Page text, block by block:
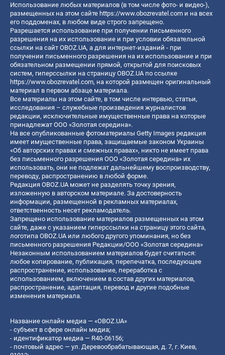
Использование любых материалов (в том числе фото- и видео-),
размещенных на этом сайте https://www.obozrevatel.com и на всех
его поддоменах, в любом виде строго запрещено.
Разрешается использование при получении письменного
разрешения на их использование и при условии обязательной
ссылки на сайт OBOZ.UA, а для интернет-изданий - при
получении письменного разрешения на их использование и при
обязательном размещении прямой, открытой для поисковых
систем, гиперссылки на страницу OBOZ.UA по ссылке
https://www.obozrevatel.com, на которой размещен оригинальный
материал в первом абзаце материала.
Все материалы на этом сайте, в том числе интервью, статьи,
исследования – служебные произведения журналистов
редакции, исключительные имущественные права на которые
принадлежат ООО «Золотая середина».
На все опубликованные фотоматериалы Getty Images редакция
имеет имущественные права, защищаемые законом Украины
«Об авторских правах и смежных правах», никто не имеет права
без письменного разрешения ООО «Золотая середина» их
использовать, они не подлежат дальнейшему воспроизводству,
переводу, распространению в любой форме.
Редакция OBOZ.UA может не разделять точку зрения,
изложенную в авторском материале. За достоверность
информации, размещенной в рекламных материалах,
ответственность несет рекламодатель.
Запрещено использование материалов размещенных на этом
сайте, даже с указанием гиперссылки на страницу этого сайта,
логотипа OBOZ.UA или любого другого упоминания, но без
письменного разрешения Редакции/ООО «Золотая середина»
Незаконным использованием материалов будет считаться:
любое копирование, публикация, перепечатка, последующее
распространение, использование, переработка с
использованием, включением в состав других материалов,
распространение, адаптация, перевод и другие подобные
изменения материала.
Название онлайн медиа — «OBOZ.UA»
- субъект в сфере онлайн медиа;
- идентификатор медиа — R40-06156;
- почтовый адрес — ул. Деревообрабатывающая, д. 7, г. Киев,